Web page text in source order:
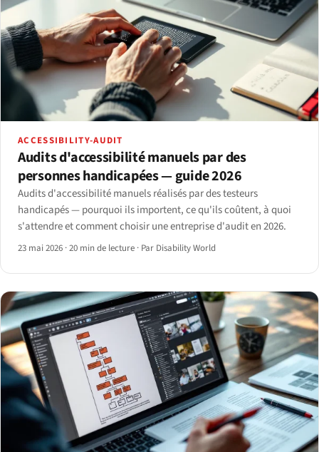
ACCESSIBILITY-AUDIT
Audits d'accessibilité manuels par des
personnes handicapées — guide 2026
Audits d'accessibilité manuels réalisés par des testeurs
handicapés — pourquoi ils importent, ce qu'ils coûtent, à quoi
s'attendre et comment choisir une entreprise d'audit en 2026.
23 mai 2026 ·20 min de lecture · Par Disability World